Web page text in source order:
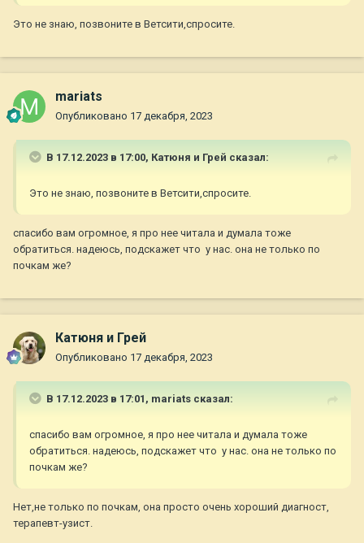
Это не знаю, позвоните в Ветсити,спросите.
mariats
Опубликовано 17 декабря, 2023
В 17.12.2023 в 17:00, Катюня и Грей сказал:
Это не знаю, позвоните в Ветсити,спросите.
спасибо вам огромное, я про нее читала и думала тоже
обратиться. надеюсь, подскажет что у нас. она не только по
почкам же?
Катюня и Грей
Опубликовано 17 декабря, 2023
В 17.12.2023 в 17:01, mariats сказал:
спасибо вам огромное, я про нее читала и думала тоже
обратиться. надеюсь, подскажет что у нас. она не только по
почкам же?
Нет,не только по почкам, она просто очень хороший диагност,
терапевт-узист.